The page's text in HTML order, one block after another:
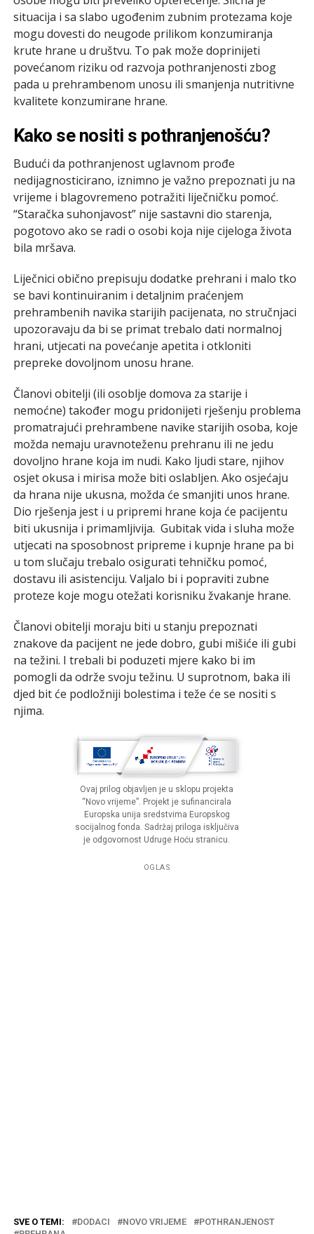
situacija i sa slabo ugođenim zubnim protezama koje
mogu dovesti do neugode prilikom konzumiranja
krute hrane u društvu. To pak može doprinijeti
povećanom riziku od razvoja pothranjenosti zbog
pada u prehrambenom unosu ili smanjenja nutritivne
kvalitete konzumirane hrane.
Kako se nositi s pothranjenošću?
Budući da pothranjenost uglavnom prođe
nedijagnosticirano, iznimno je važno prepoznati ju na
vrijeme i blagovremeno potražiti liječničku pomoć.
“Staračka suhonjavost” nije sastavni dio starenja,
pogotovo ako se radi o osobi koja nije cijeloga života
bila mršava.
Liječnici obično prepisuju dodatke prehrani i malo tko
se bavi kontinuiranim i detaljnim praćenjem
prehrambenih navika starijih pacijenata, no stručnjaci
upozoravaju da bi se primat trebalo dati normalnoj
hrani, utjecati na povećanje apetita i otkloniti
prepreke dovoljnom unosu hrane.
Članovi obitelji (ili osoblje domova za starije i
nemoćne) također mogu pridonijeti rješenju problema
promatrajući prehrambene navike starijih osoba, koje
možda nemaju uravnoteženu prehranu ili ne jedu
dovoljno hrane koja im nudi. Kako ljudi stare, njihov
osjet okusa i mirisa može biti oslabljen. Ako osjećaju
da hrana nije ukusna, možda će smanjiti unos hrane.
Dio rješenja jest i u pripremi hrane koja će pacijentu
biti ukusnija i primamljivija. Gubitak vida i sluha može
utjecati na sposobnost pripreme i kupnje hrane pa bi
u tom slučaju trebalo osigurati tehničku pomoć,
dostavu ili asistenciju. Valjalo bi i popraviti zubne
proteze koje mogu otežati korisniku žvakanje hrane.
Članovi obitelji moraju biti u stanju prepoznati
znakove da pacijent ne jede dobro, gubi mišiće ili gubi
na težini. I trebali bi poduzeti mjere kako bi im
pomogli da održe svoju težinu. U suprotnom, baka ili
djed bit će podložniji bolestima i teže će se nositi s
njima.
Ovaj prilog objavljen je u sklopu projekta
“Novo vrijeme”. Projekt je sufinancirala
Europska unija sredstvima Europskog
socijalnog fonda. Sadržaj priloga isključiva
je odgovornost Udruge Hoću stranicu.
OGLAS
SVE O TEMI: DODACI NOVO VRIJEME
POTHRANJENOST